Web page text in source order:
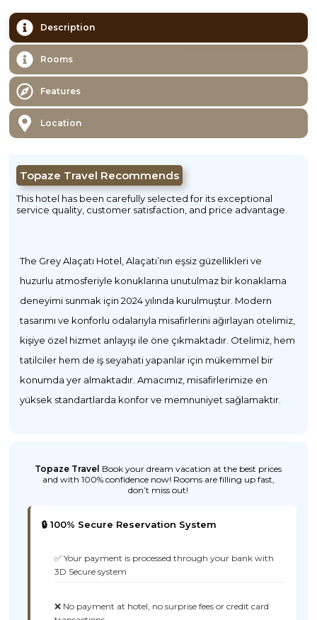
Description
Rooms
Features
Location
Topaze Travel Recommends
This hotel has been carefully selected for its exceptional
service quality, customer satisfaction, and price advantage.
The Grey Alaçatı Hotel, Alaçatı’nın eşsiz güzellikleri ve
huzurlu atmosferiyle konuklarına unutulmaz bir konaklama
deneyimi sunmak için 2024 yılında kurulmuştur. Modern
tasarımı ve konforlu odalarıyla misafirlerini ağırlayan otelimiz,
kişiye özel hizmet anlayışı ile öne çıkmaktadır. Otelimiz, hem
tatilciler hem de iş seyahati yapanlar için mükemmel bir
konumda yer almaktadır. Amacımız, misafirlerimize en
yüksek standartlarda konfor ve memnuniyet sağlamaktır.
Topaze Travel Book your dream vacation at the best prices
and with 100% confidence now! Rooms are filling up fast,
don’t miss out!
🔒 100% Secure Reservation System
✅ Your payment is processed through your bank with
3D Secure system
❌ No payment at hotel, no surprise fees or credit card